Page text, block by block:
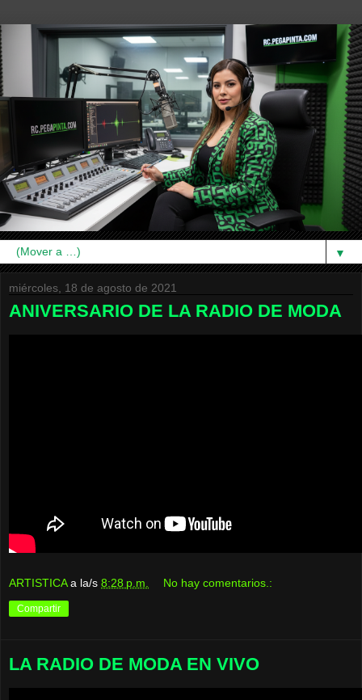
▼
miércoles, 18 de agosto de 2021
ANIVERSARIO DE LA RADIO DE MODA
ARTISTICA a la/s 8:28 p.m. No hay comentarios.:
Compartir
LA RADIO DE MODA EN VIVO